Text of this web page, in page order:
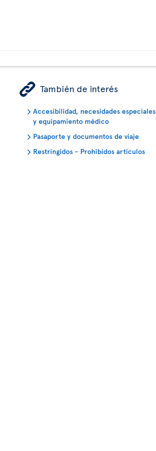
ÿ También de interés
Accesibilidad, necesidades especiales
y equipamiento médico
Pasaporte y documentos de viaje
Restringidos - Prohibidos artículos